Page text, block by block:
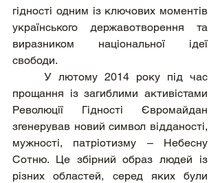
гідності одним із ключових моментів
українського державотворення та
виразником національної ідеї
свободи.
прощання із загиблими активістами
Революції Гідності Євромайдан
згенерував новий символ відданості,
мужності, патріотизму – Небесну
Сотню. Це збірний образ людей із
різних областей, серед яких були